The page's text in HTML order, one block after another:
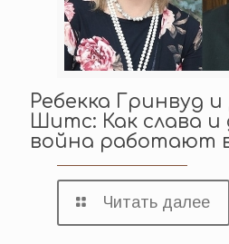
Ребекка Гринвуд
Шитс: Как слава и
война работают
Читать далее